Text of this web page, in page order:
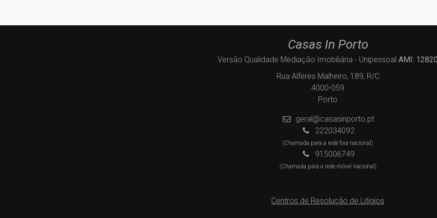
Casas In Porto
Versão Qualidade Mediação Imobiliária - Unipessoal AMI:
Rua Alferes Malheiro, 189, R/C
4000-059
Porto
geral@casasinporto.pt
222034092
(Chamada para a rede fixa nacional)
915006749
(Chamada para a rede móvel nacional)
Centros de Resolução de Litígios